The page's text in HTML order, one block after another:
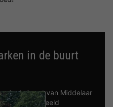
in de buurt
in de buurt van Middelaar
zijn beoordeeld